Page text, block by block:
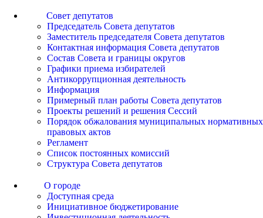
Совет депутатов
Председатель Совета депутатов
Заместитель председателя Совета депутатов
Контактная информация Совета депутатов
Состав Совета и границы округов
Графики приема избирателей
Антикоррупционная деятельность
Информация
Примерный план работы Совета депутатов
Проекты решений и решения Сессий
Порядок обжалования муниципальных нормативных
правовых актов
Регламент
Список постоянных комиссий
Структура Совета депутатов
О городе
Доступная среда
Инициативное бюджетирование